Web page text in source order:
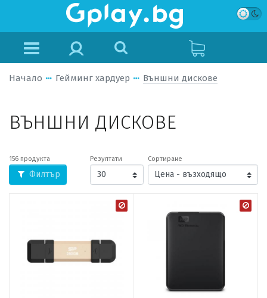
Начало Гейминг хардуер Външни дискове
ВЪНШНИ ДИСКОВЕ
156 продукта
Филтър
Резултати Сортиране